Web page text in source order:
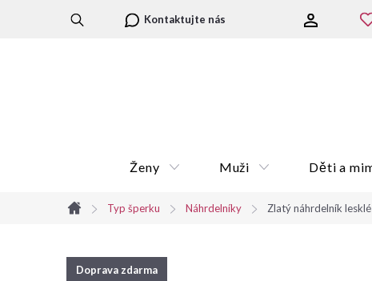
Kontaktujte nás
Ženy
Muži Děti a
Domů
Typ šperku Náhrdelníky Zlatý náhrdelník
Doprava zdarma